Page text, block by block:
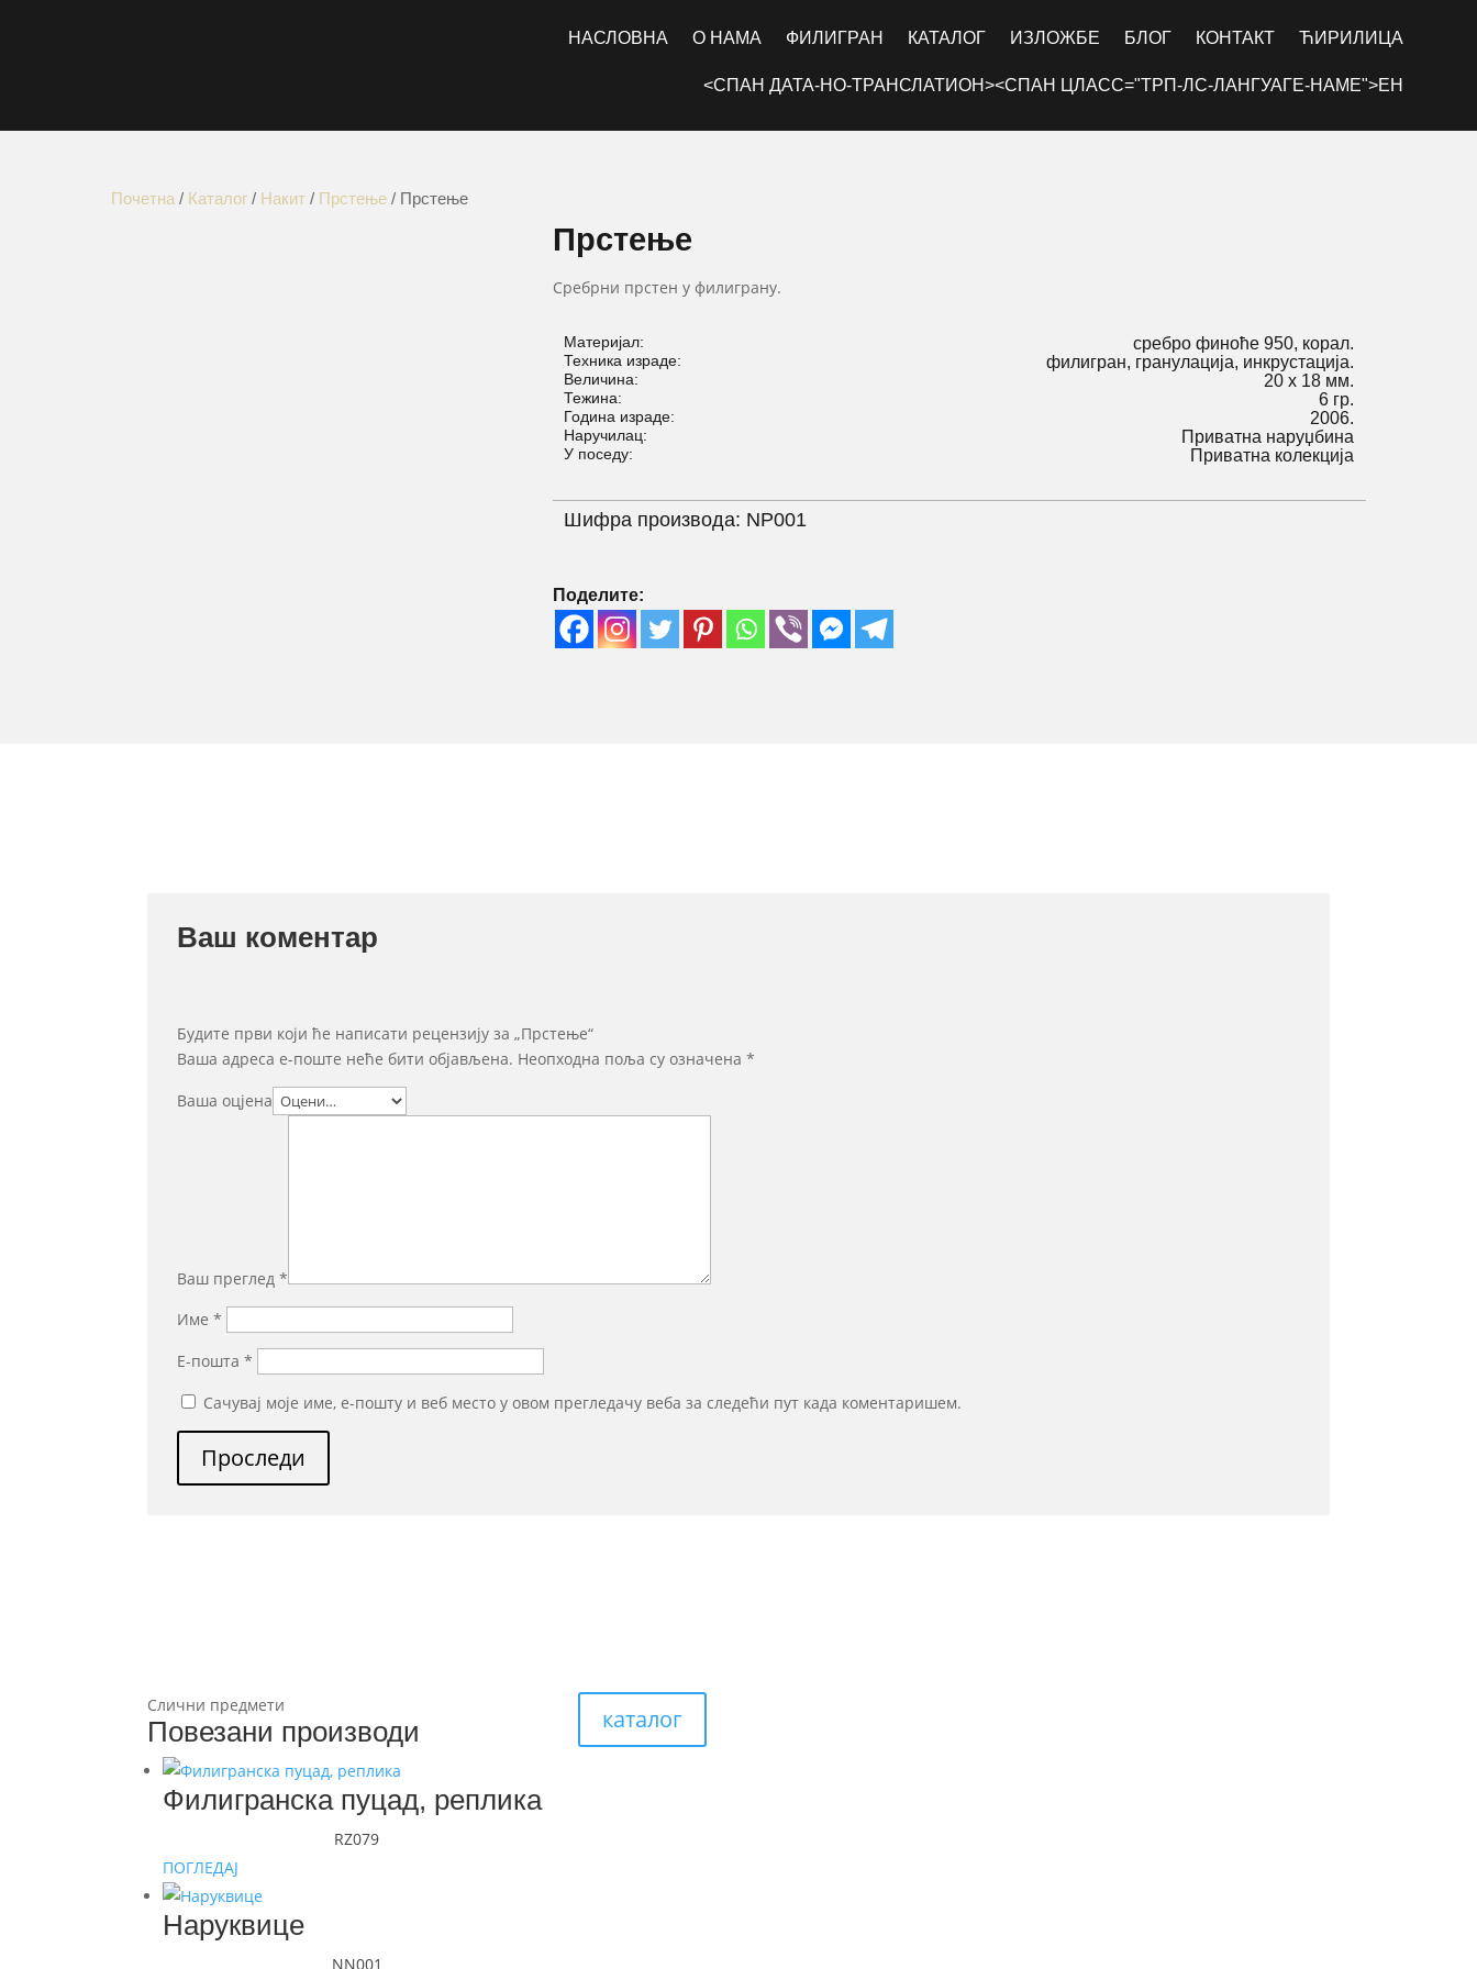
НАСЛОВНА О НАМА ФИЛИГРАН КАТАЛОГ ИЗЛОЖБЕ БЛОГ КОНТАКТ ЋИРИЛИЦА
<СПАН ДАТА-НО-ТРАНСЛАТИОН><СПАН ЦЛАСС="ТРП-ЛС-ЛАНГУАГЕ-НАМЕ">ЕН
Почетна / Каталог/ Накит/ Прстење/ Прстење
Прстење
Сребрни прстен у филиграну.
Материјал: сребро финоће 950, корал.
Техника израде: филигран, гранулација, инкрустација.
Величина: 20 х 18 мм.
Тежина: 6 гр.
Година израде: 2006.
Наручилац: Приватна наруџбина
У поседу: Приватна колекција
Шифра производа: NP001
Поделите:
Ваш коментар
Будите први који ће написати рецензију за „Прстење“
Ваша адреса е-поште неће бити објављена. Неопходна поља су означена*
Ваша оцјена
Ваш преглед*
Име*
Е-пошта*
Сачувај моје име, е-пошту и веб место у овом прегледачу веба за следећи пут када коментаришем.
Проследи
Слични предмети
Повезани производи
Филигранска пуцад, реплика
RZ079
ПОГЛЕДАЈ
Наруквице
NN001
каталог